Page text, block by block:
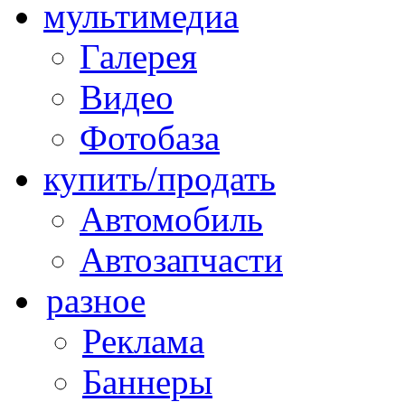
мультимедиа
Галерея
Видео
Фотобаза
купить/продать
Автомобиль
Автозапчасти
разное
Реклама
Баннеры